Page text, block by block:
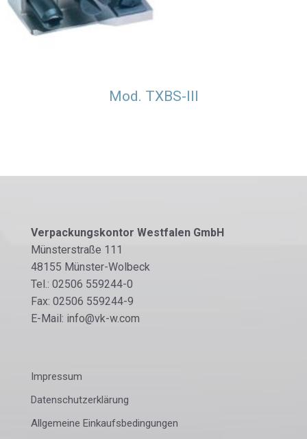
Mod. TXBS-III
Verpackungskontor Westfalen GmbH
Münsterstraße 111
48155 Münster-Wolbeck
Tel.: 02506 559244-0
Fax: 02506 559244-9
E-Mail: info@vk-w.com
Impressum
Datenschutzerklärung
Allgemeine Einkaufsbedingungen